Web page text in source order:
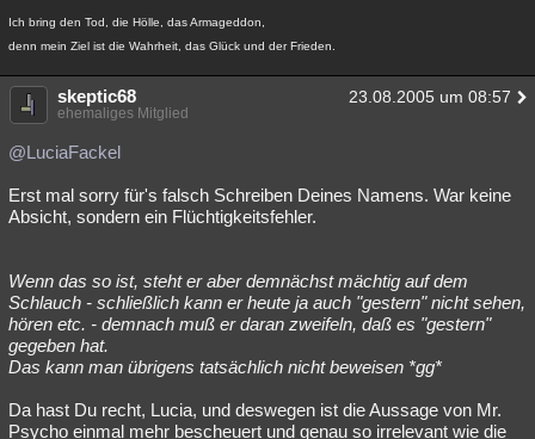
Ich bring den Tod, die Hölle, das Armageddon,
denn mein Ziel ist die Wahrheit, das Glück und der Frieden.
skeptic68 23.08.2005 um 08:57
ehemaliges Mitglied
@LuciaFackel
Erst mal sorry für's falsch Schreiben Deines Namens. War keine
Absicht, sondern ein Flüchtigkeitsfehler.
Wenn das so ist, steht er aber demnächst mächtig auf dem
Schlauch - schließlich kann er heute ja auch "gestern" nicht sehen,
hören etc. - demnach muß er daran zweifeln, daß es "gestern"
gegeben hat.
Das kann man übrigens tatsächlich nicht beweisen *gg*
Da hast Du recht, Lucia, und deswegen ist die Aussage von Mr.
Psycho einmal mehr bescheuert und genau so irrelevant wie die